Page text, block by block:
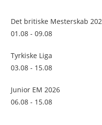
Det britiske Mesterskab
01.08 - 09.08
Tyrkiske Liga
03.08 - 15.08
Junior EM 2026
06.08 - 15.08